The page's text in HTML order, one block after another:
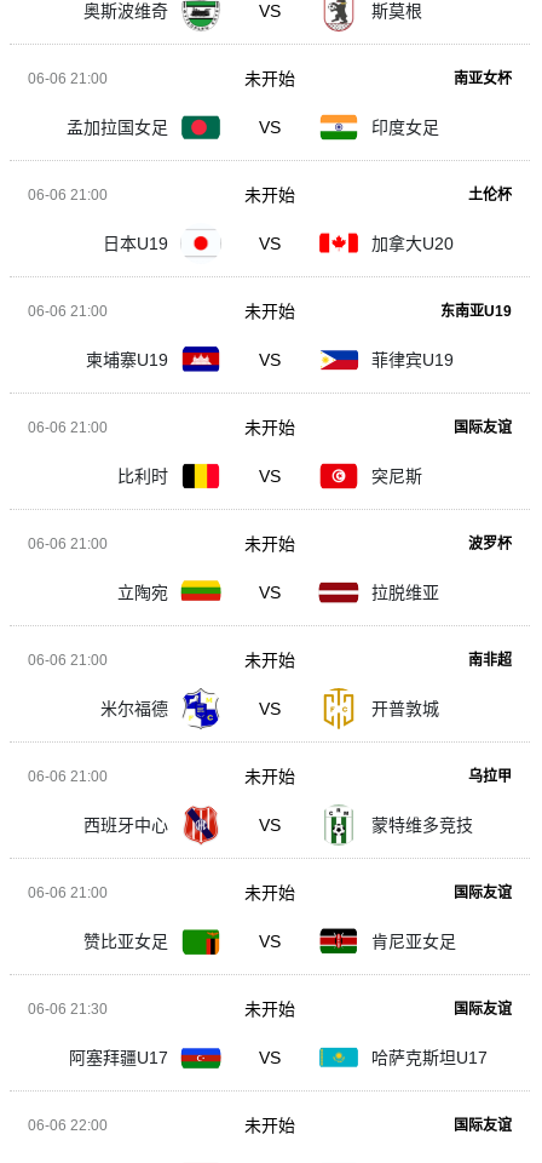
奥斯波维奇 VS 斯莫根
06-06 21:00 南亚女杯
孟加拉国女足 VS 印度女足
未开始
06-06 21:00 土伦杯
日本U19 VS 加拿大U20
未开始
06-06 21:00 东南亚U19
柬埔寨U19 VS 菲律宾U19
未开始
06-06 21:00 国际友谊
比利时 VS 突尼斯
未开始
06-06 21:00 波罗杯
立陶宛 VS 拉脱维亚
未开始
06-06 21:00 南非超
米尔福德 VS 开普敦城
未开始
06-06 21:00 乌拉甲
西班牙中心 VS 蒙特维多竞技
未开始
06-06 21:00 国际友谊
赞比亚女足 VS 肯尼亚女足
未开始
06-06 21:30 国际友谊
阿塞拜疆U17 VS 哈萨克斯坦U17
未开始
06-06 22:00 国际友谊
未开始